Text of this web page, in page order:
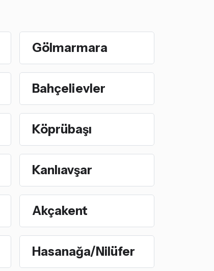
Gölmarmara
Bahçelievler
Köprübaşı
Kanlıavşar
Akçakent
Hasanağa/Nilüfer